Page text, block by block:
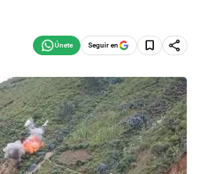
Seguir en